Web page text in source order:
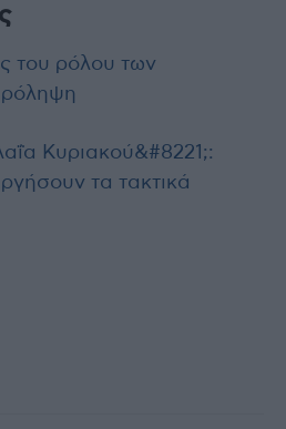
του ρόλου των
Κυριακού&#8221;:
τα τακτικά